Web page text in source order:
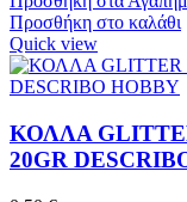
Προσθήκη στο καλάθι
Quick view
ΚΟΛΛΑ
20GR